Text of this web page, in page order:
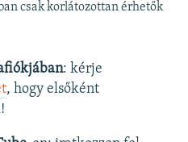
csak korlátozottan érhetők
: kérje
, hogy elsőként